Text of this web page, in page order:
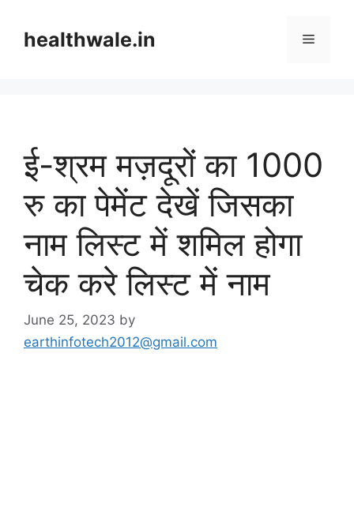
contenthealthwale.in Menu
ई-श्रम मज़दूरों का 1000
रु का पेमेंट देखें जिसका
नाम लिस्ट में शमिल होगा
चेक करे लिस्ट में नाम
June 25, 2023 by
earthinfotech2012@gmail.com